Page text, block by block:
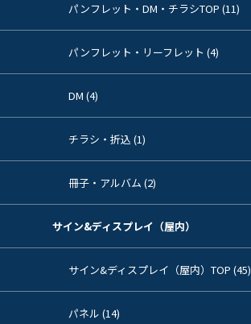
パンフレット・DM・チラシTOP (11)
パンフレット・リーフレット (4)
DM (4)
チラシ・折込 (1)
冊子・アルバム (2)
サイン&ディスプレイ（屋内）
サイン&ディスプレイ（屋内）TOP (45)
パネル (14)